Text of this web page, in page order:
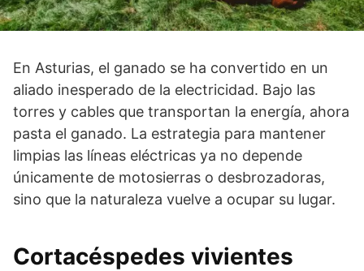
En Asturias, el ganado se ha convertido en un
aliado inesperado de la electricidad. Bajo las
torres y cables que transportan la energía, ahora
pasta el ganado. La estrategia para mantener
limpias las líneas eléctricas ya no depende
únicamente de motosierras o desbrozadoras,
sino que la naturaleza vuelve a ocupar su lugar.
Cortacéspedes vivientes